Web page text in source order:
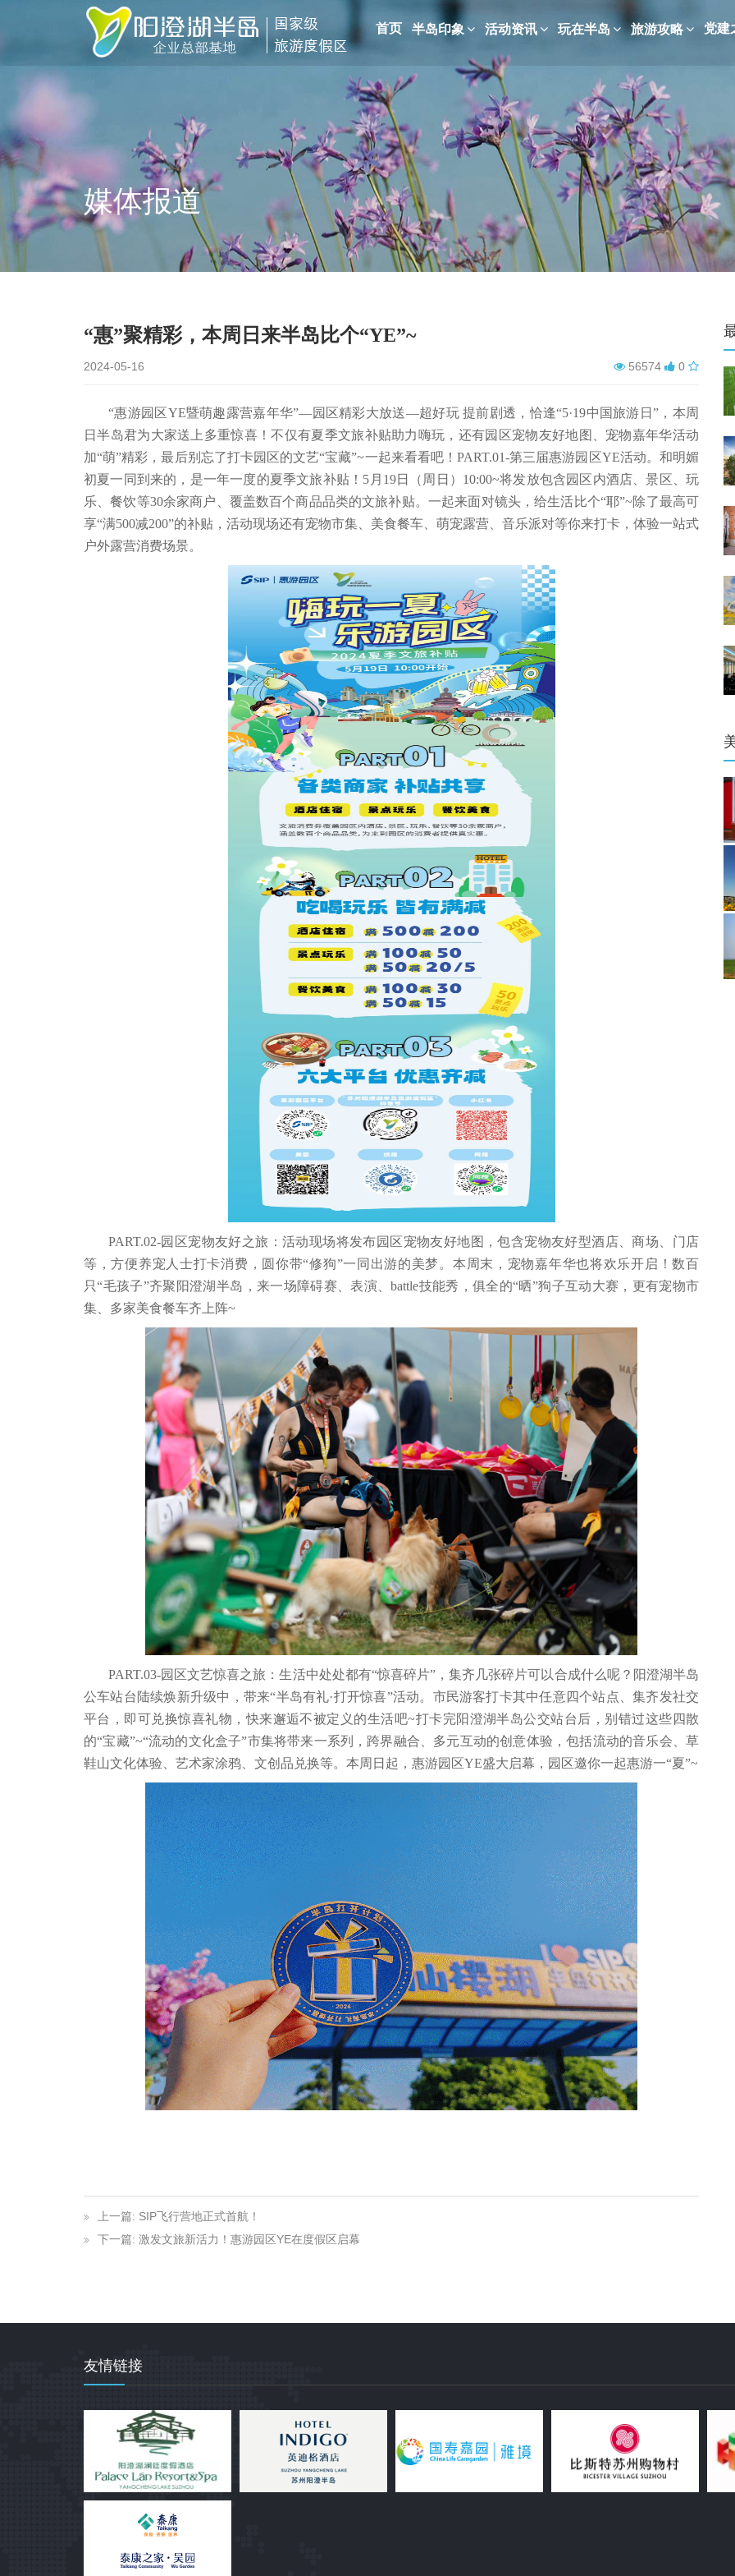
首页 半岛印象 活动资讯 玩在半岛 旅游攻略 党建
媒体报道
“惠”聚精彩，本周日来半岛比个“YE”~
2024-05-16 56574 0
“惠游园区YE暨萌趣露营嘉年华”—园区精彩大放送—超好玩 提前剧透，恰逢“5·19中国旅游日”，本周
日半岛君为大家送上多重惊喜！不仅有夏季文旅补贴助力嗨玩，还有园区宠物友好地图、宠物嘉年华活动
加“萌”精彩，最后别忘了打卡园区的文艺“宝藏”~一起来看看吧！PART.01-第三届惠游园区YE活动。和明媚
初夏一同到来的，是一年一度的夏季文旅补贴！5月19日（周日）10:00~将发放包含园区内酒店、景区、玩
乐、餐饮等30余家商户、覆盖数百个商品品类的文旅补贴。一起来面对镜头，给生活比个“耶”~除了最高可
享“满500减200”的补贴，活动现场还有宠物市集、美食餐车、萌宠露营、音乐派对等你来打卡，体验一站式
户外露营消费场景。
PART.02-园区宠物友好之旅：活动现场将发布园区宠物友好地图，包含宠物友好型酒店、商场、门店
等，方便养宠人士打卡消费，圆你带“修狗”一同出游的美梦。本周末，宠物嘉年华也将欢乐开启！数百
只“毛孩子”齐聚阳澄湖半岛，来一场障碍赛、表演、battle技能秀，俱全的“晒”狗子互动大赛，更有宠物市
集、多家美食餐车齐上阵~
PART.03-园区文艺惊喜之旅：生活中处处都有“惊喜碎片”，集齐几张碎片可以合成什么呢？阳澄湖半岛
公车站台陆续焕新升级中，带来“半岛有礼·打开惊喜”活动。市民游客打卡其中任意四个站点、集齐发社交
平台，即可兑换惊喜礼物，快来邂逅不被定义的生活吧~打卡完阳澄湖半岛公交站台后，别错过这些四散
的“宝藏”~“流动的文化盒子”市集将带来一系列，跨界融合、多元互动的创意体验，包括流动的音乐会、草
鞋山文化体验、艺术家涂鸦、文创品兑换等。本周日起，惠游园区YE盛大启幕，园区邀你一起惠游一“夏”~
上一篇: SIP飞行营地正式首航！
下一篇: 激发文旅新活力！惠游园区YE在度假区启幕
友情链接